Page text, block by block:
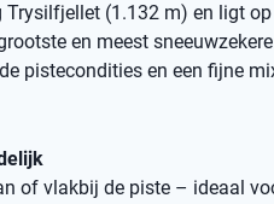
(1.132 m) en ligt
en meest
pistecondities en een fijne
of vlakbij de piste – ideaal